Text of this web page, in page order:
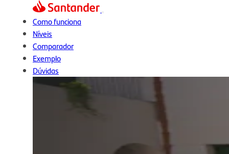
Como funciona
Níveis
Comparador
Exemplo
Dúvidas